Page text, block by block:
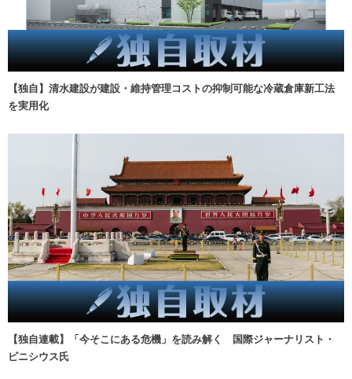
【独自】清水建設が建設・維持管理コストの抑制可能な冷蔵倉庫新工法
を実用化
【独自連載】「今そこにある危機」を読み解く 国際ジャーナリスト・
ビニシウス氏